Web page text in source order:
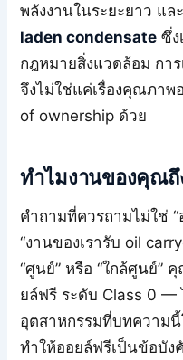
พลังงานในระยะยาว แ
laden condensate ซึ่ง
กฎหมายสิ่งแวดล้อม กา
จึงไม่ใช่แค่เรื่องคุณภาพ
of ownership ด้วย
ทำไมงานของคุณ
คำถามที่ควรถามไม่ใช่
“งานของเรารับ oil
“ศูนย์” หรือ “ใกล้ศูนย์”
ยล์ฟรี ระดับ Class 0 —
อุตสาหกรรมที่บทความ
ทำให้ออยล์ฟรีเป็นข้อบัง